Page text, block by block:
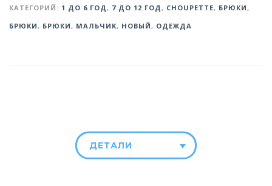
КАТЕГОРИЙ: 1 ДО 6 ГОД, 7 ДО 12 ГОД, CHOUPETTE, БРЮКИ,
БРЮКИ, БРЮКИ, МАЛЬЧИК, НОВЫЙ, ОДЕЖДА
ДЕТАЛИ